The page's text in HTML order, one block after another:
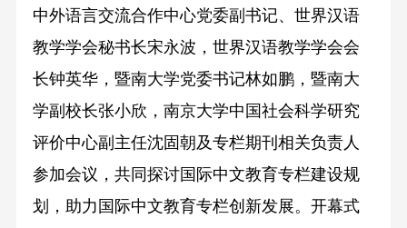
中外语言交流合作中心党委副书记、世界汉语
教学学会秘书长宋永波，世界汉语教学学会会
长钟英华，暨南大学党委书记林如鹏，暨南大
学副校长张小欣，南京大学中国社会科学研究
评价中心副主任沈固朝及专栏期刊相关负责人
参加会议，共同探讨国际中文教育专栏建设规
划，助力国际中文教育专栏创新发展。开幕式